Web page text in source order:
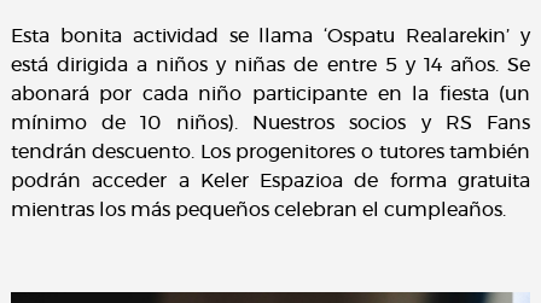
Esta bonita actividad se llama ‘Ospatu Realarekin’ y
está dirigida a niños y niñas de entre 5 y 14 años. Se
abonará por cada niño participante en la fiesta (un
mínimo de 10 niños). Nuestros socios y RS Fans
tendrán descuento. Los progenitores o tutores también
podrán acceder a Keler Espazioa de forma gratuita
mientras los más pequeños celebran el cumpleaños.